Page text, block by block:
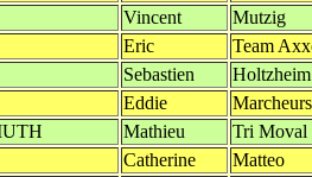
Vincent
Mutzig
Eric
Team
Sebastien
Holtzheim
Eddie
Mathieu
Tri Moval
Catherine
Matteo